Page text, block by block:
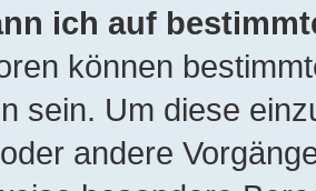
ich auf
können
sein. Um diese
andere